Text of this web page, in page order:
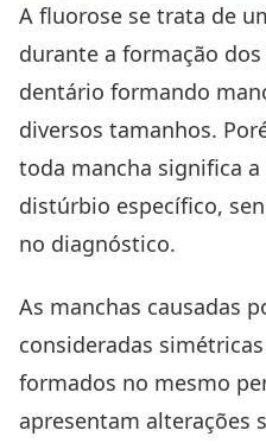
A fluorose se trata de
durante a formação
dentário formando
diversos tamanhos.
toda mancha significa a
distúrbio específico,
no diagnóstico.
As manchas causadas
consideradas
formados no mesmo
apresentam alterações